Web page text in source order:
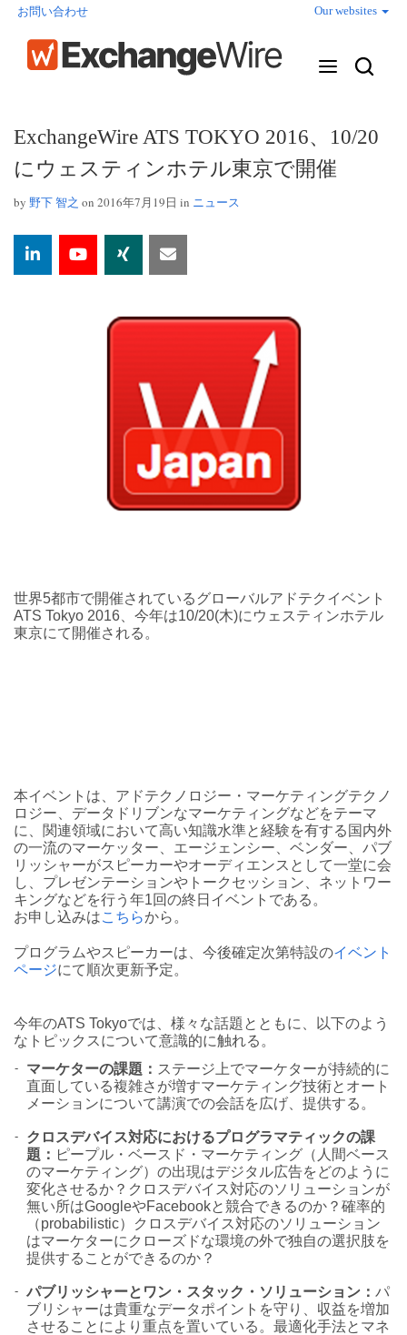
お問い合わせ Our websites
ExchangeWire ATS TOKYO 2016、10/20
にウェスティンホテル東京で開催
by 野下 智之 on 2016年7月19日 in ニュース
世界5都市で開催されているグローバルアドテクイベント
ATS Tokyo 2016、今年は10/20(木)にウェスティンホテル
東京にて開催される。
本イベントは、アドテクノロジー・マーケティングテクノ
ロジー、データドリブンなマーケティングなどをテーマ
に、関連領域において高い知識水準と経験を有する国内外
の一流のマーケッター、エージェンシー、ベンダー、パブ
リッシャーがスピーカーやオーディエンスとして一堂に会
し、プレゼンテーションやトークセッション、ネットワー
キングなどを行う年1回の終日イベントである。
お申し込みはこちらから。
プログラムやスピーカーは、今後確定次第特設のイベント
ページにて順次更新予定。
今年のATS Tokyoでは、様々な話題とともに、以下のよう
なトピックスについて意識的に触れる。
- マーケターの課題： ステージ上でマーケターが持続的に
直面している複雑さが増すマーケティング技術とオート
メーションについて講演での会話を広げ、提供する。
-
クロスデバイス対応におけるプログラマティックの課
題： ピープル・ベースド・マーケティング（人間ベース
のマーケティング）の出現はデジタル広告をどのように
変化させるか？クロスデバイス対応のソリューションが
無い所はGoogleやFacebookと競合できるのか？確率的
（probabilistic）クロスデバイス対応のソリューション
はマーケターにクローズドな環境の外で独自の選択肢を
提供することができるのか？
- パブリッシャーとワン・スタック・ソリューション： パ
ブリシャーは貴重なデータポイントを守り、収益を増加
させることにより重点を置いている。最適化手法とマネ